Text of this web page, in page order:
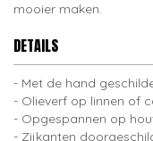
mooier maken.
DETAILS
Met de hand
Olieverf op linnen of
Opgespannen op
Zijkanten